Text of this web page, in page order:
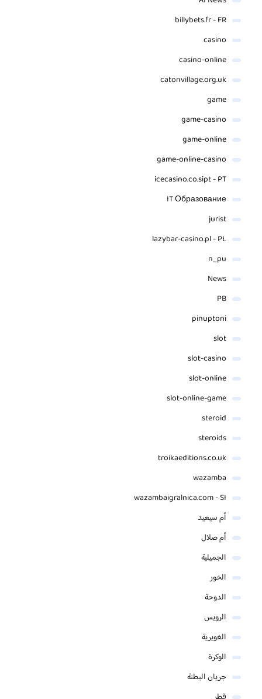
billybets.fr - FR
casino
casino-online
catonvillage.org.uk
game
game-casino
game-online
game-online-casino
icecasino.co.sipt - PT
IT Образование
jurist
lazybar-casino.pl - PL
n_pu
News
PB
pinuptoni
slot
slot-casino
slot-online
slot-online-game
steroid
steroids
troikaeditions.co.uk
wazamba
wazambaigralnica.com - SI
أم سيعيد
أم صلال
الجميلية
الخور
الدوحة
الرويس
الغويرية
الوكرة
جريان البطنة